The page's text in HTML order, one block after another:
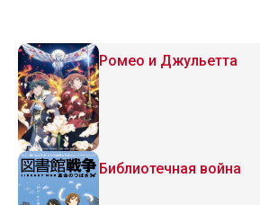
Ромео и Джульетта
Библиотечная война